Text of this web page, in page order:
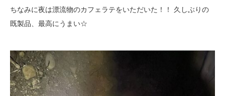
ちなみに夜は漂流物のカフェラテをいただいた！！ 久しぶりの
既製品、最高にうまい☆